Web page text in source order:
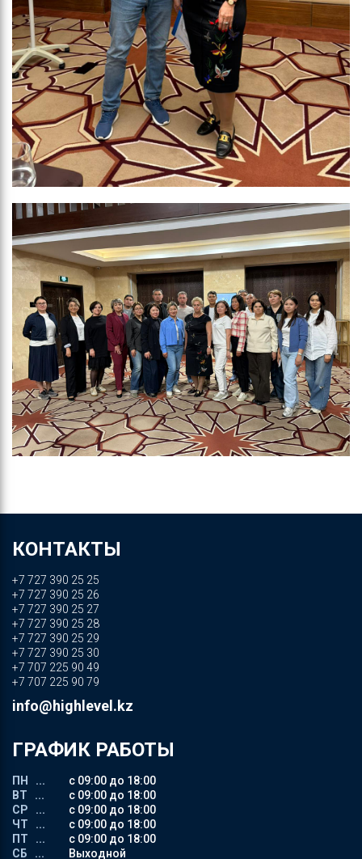
КОНТАКТЫ
+7 727 390 25 25
+7 727 390 25 26
+7 727 390 25 27
+7 727 390 25 28
+7 727 390 25 29
+7 727 390 25 30
+7 707 225 90 49
+7 707 225 90 79
info@highlevel.kz
ГРАФИК РАБОТЫ
ПН ...
с 09:00 до 18:00
ВТ ...
с 09:00 до 18:00
СР ...
с 09:00 до 18:00
ЧТ ...
с 09:00 до 18:00
ПТ ...
с 09:00 до 18:00
СБ ...
Выходной